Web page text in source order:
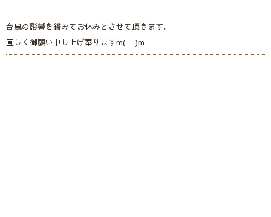
台風の影響を鑑みてお休みとさせて頂きます。
宜しく御願い申し上げ奉りますm(__)m